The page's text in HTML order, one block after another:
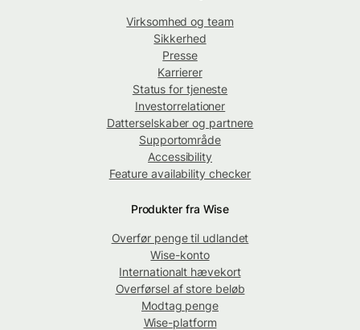
Virksomhed og team
Sikkerhed
Presse
Karrierer
Status for tjeneste
Investorrelationer
Datterselskaber og partnere
Supportområde
Accessibility
Feature availability checker
Produkter fra Wise
Overfør penge til udlandet
Wise-konto
Internationalt hævekort
Overførsel af store beløb
Modtag penge
Wise-platform